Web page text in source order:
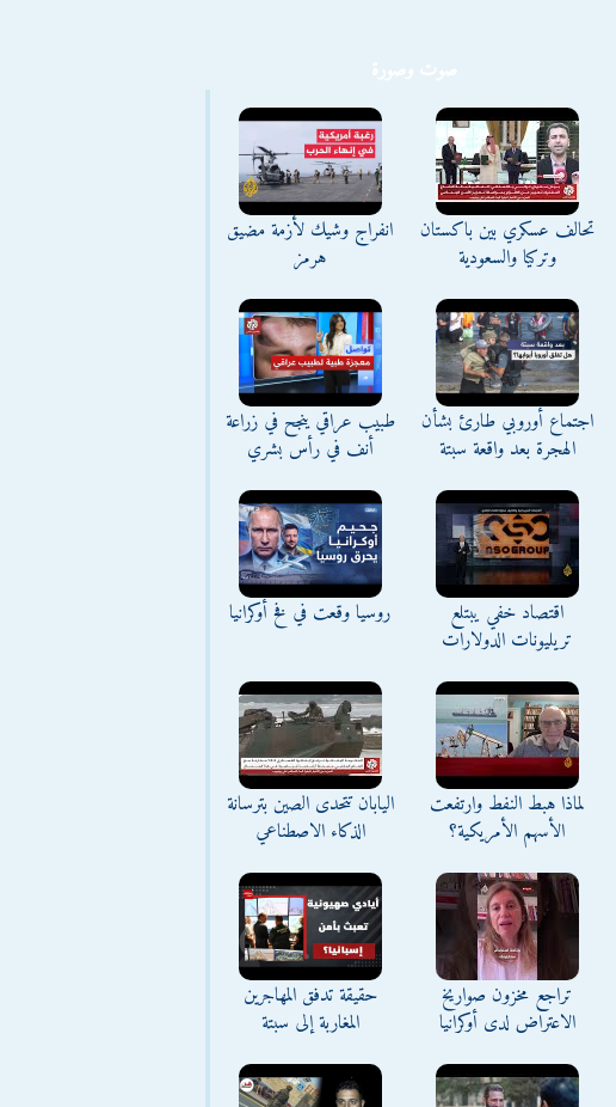
تحالف عسكري بين باكستان
وتركيا والسعودية
انفراج وشيك لأزمة مضيق
هرمز
اجتماع أوروبي طارئ بشأن
الهجرة بعد واقعة سبتة
طبيب عراقي ينجح في زراعة
أنف في رأس بشري
اقتصاد خفي يبتلع
تريليونات الدولارات
روسيا وقعت في فخ أوكرانيا
لماذا هبط النفط وارتفعت
الأسهم الأمريكية؟
اليابان تتحدى الصين بترسانة
الذكاء الاصطناعي
تراجع مخزون صواريخ
الاعتراض لدى أوكرانيا
حقيقة تدفق المهاجرين
المغاربة إلى سبتة